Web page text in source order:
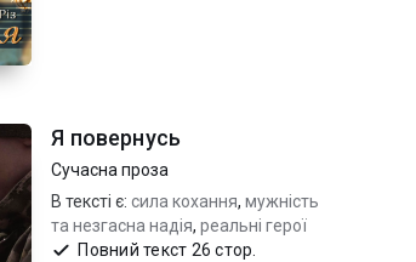
Я повернусь
Сучасна проза
В тексті є:сила кохання,мужність
та незгасна надія,реальні герої
Повний текст 26 стор.